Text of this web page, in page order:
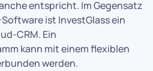
entspricht. Im Gegensatz
ist InvestGlass ein
CRM. Ein
kann mit einem flexiblen
werden.